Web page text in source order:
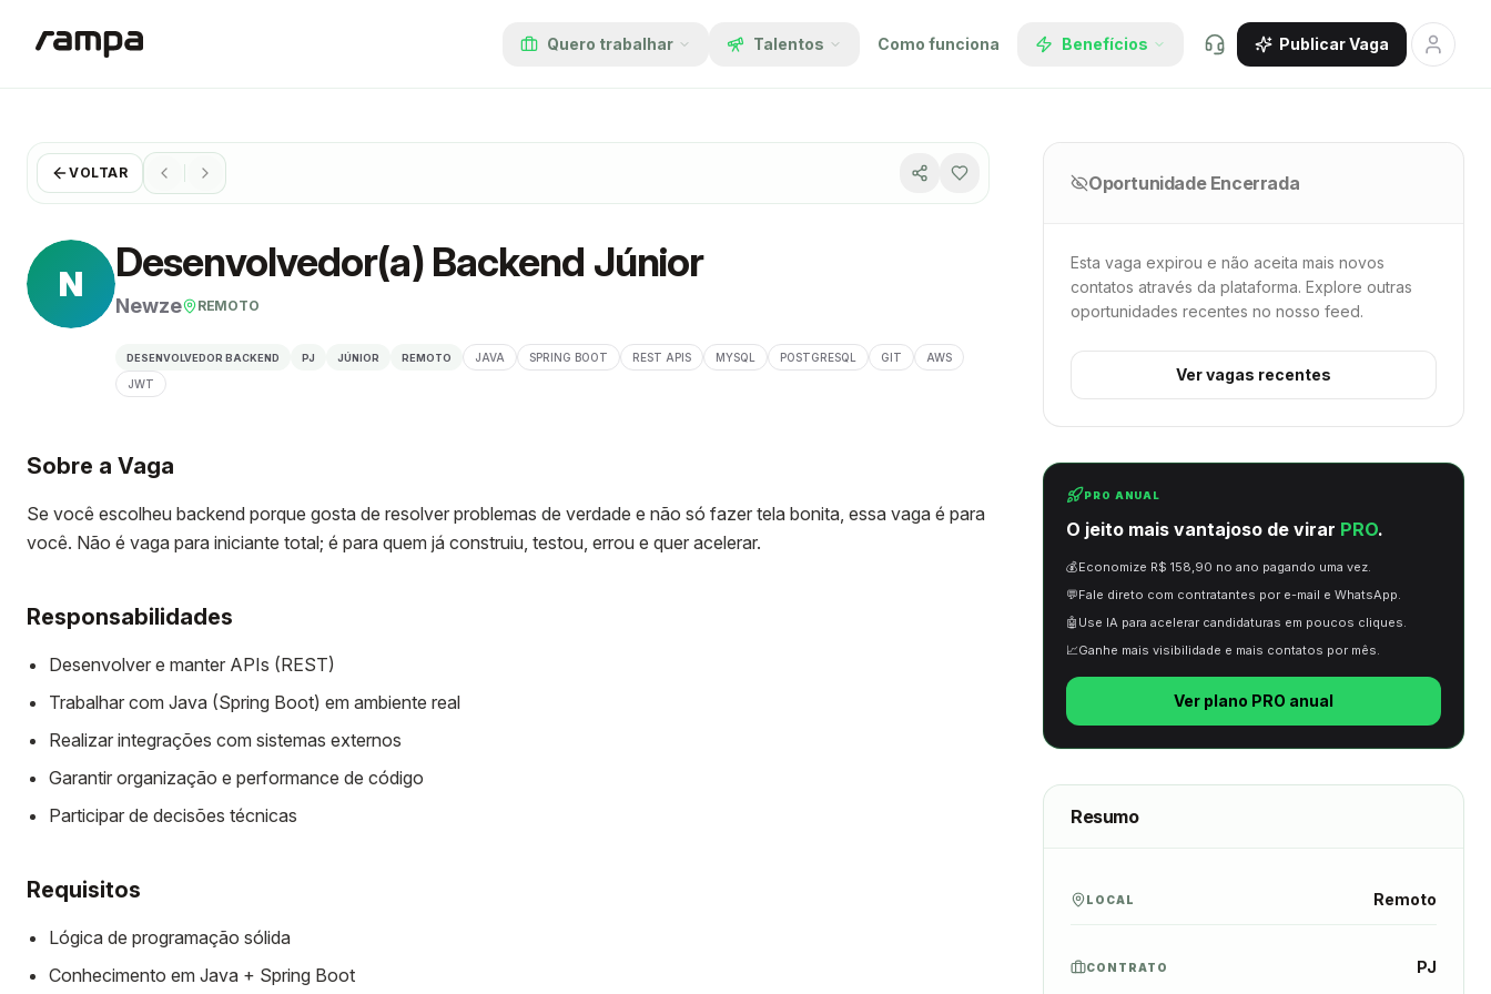
Quero trabalhar Talentos Como funciona Benefícios Publicar Vaga
VOLTAR
N Desenvolvedor(a) Backend Júnior
Newze REMOTO
DESENVOLVEDOR BACKEND PJ JÚNIOR REMOTO JAVA SPRING BOOT REST APIS MYSQL POSTGRESQL GIT
AWS
JWT
Sobre a Vaga
Se você escolheu backend porque gosta de resolver problemas de verdade e não só fazer tela bonita, essa vaga é para
você. Não é vaga para iniciante total; é para quem já construiu, testou, errou e quer acelerar.
Responsabilidades
Desenvolver e manter APIs (REST)
Trabalhar com Java (Spring Boot) em ambiente real
Realizar integrações com sistemas externos
Garantir organização e performance de código
Participar de decisões técnicas
Requisitos
Lógica de programação sólida
Conhecimento em Java + Spring Boot
Oportunidade Encerrada
Esta vaga expirou e não aceita mais novos
contatos através da plataforma. Explore outras
oportunidades recentes no nosso feed.
Ver vagas recentes
PRO ANUAL
O jeito mais vantajoso de virar PRO.
💰Economize R$ 158,90 no ano pagando uma vez.
💬Fale direto com contratantes por e-mail e WhatsApp.
🤖 Use IA para acelerar candidaturas em poucos cliques.
📈Ganhe mais visibilidade e mais contatos por mês.
Ver plano PRO anual
Resumo
LOCAL Remoto
CONTRATO PJ